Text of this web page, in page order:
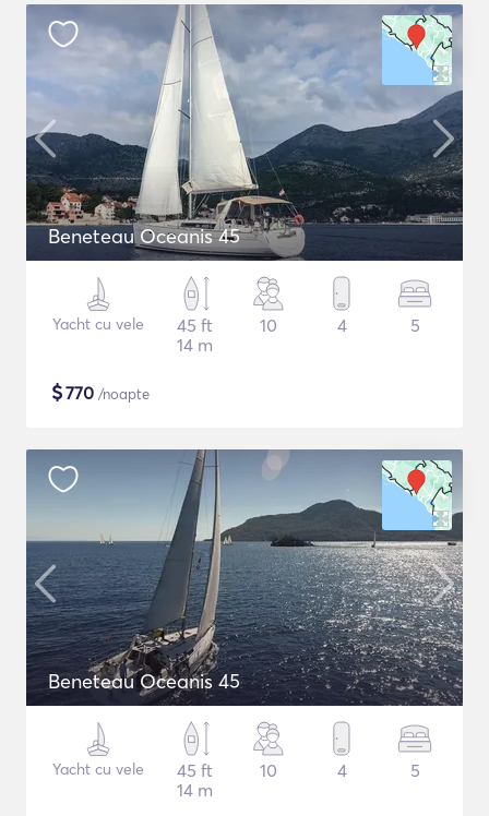
Beneteau Oceanis 45
Yacht cu vele
45 ft
14 m
10 4 5
$770 /noapte
Beneteau Oceanis 45
Yacht cu vele
45 ft
14 m
10 4 5